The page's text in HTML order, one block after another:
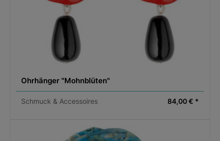
Ohrhänger "Mohnblüten"
Schmuck & Accessoires 84,00 € *